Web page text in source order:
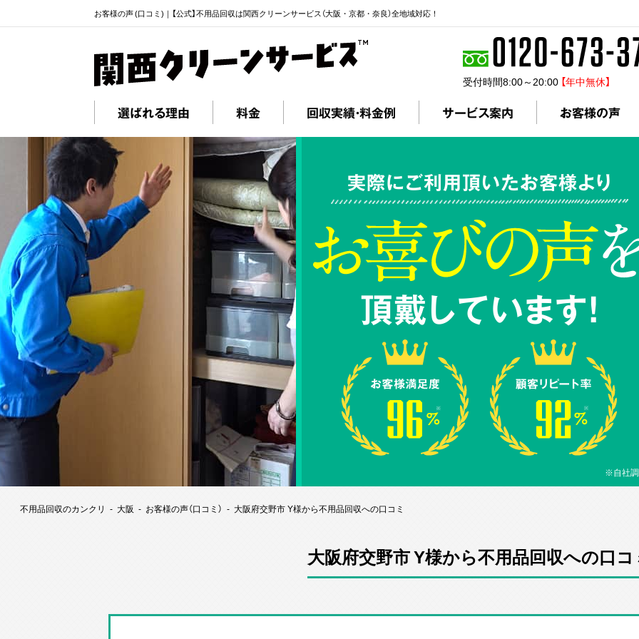
お客様の声 (口コミ)｜【公式】不用品回収は関西クリーンサービス（大阪・京都・奈良）全地域対応！
受付時間8:00～20:00 【年中無休】
選ばれる理由 料金 回収実績・料金例 サービス案内 お客様の声
実際にご利用頂いたお客様より
頂戴しています!
※自社
不用品回収のカンクリ 大阪 お客様の声（口コミ） 大阪府交野市 Y様から不用品回収への口コミ
大阪府交野市 Y様から不用品回収への口